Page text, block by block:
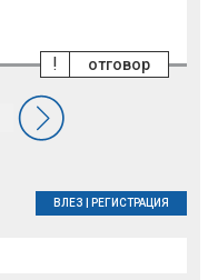
отговор
!
ВЛЕЗ РЕГИСТРАЦИЯ